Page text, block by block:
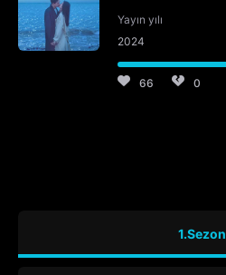
Yayın yılı
2024
66 0
1.Sezon